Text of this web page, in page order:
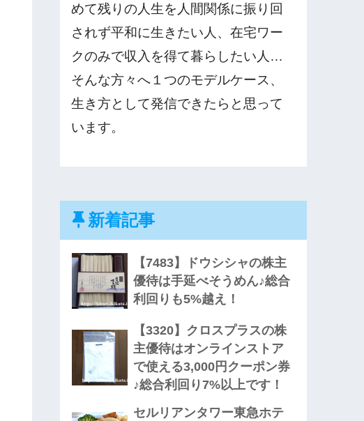
めて残りの人生を人間関係に振り回
されず平和に生きたい人、在宅ワー
クのみで収入を得て暮らしたい人…
そんな方々へ１つのモデルケース、
生き方として発信できたらと思って
います。
新着記事
【7483】ドウシシャの株主
優待は手延べそうめん♪総合
利回りも5%越え！
【3320】クロスプラスの株
主優待はオンラインストア
で使える3,000円クーポン券
♪総合利回り7%以上です！
セルリアンタワー東急ホテ